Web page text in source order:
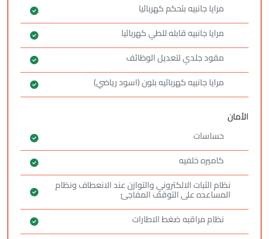
مرايا جانبيه بتحكم كهربائيا
مرايا جانبيه قابله للطي كهربائيا
مقود جلدي لتعديل الوظائف
مرايا جانبيه كهربائيه بلون (اسود رياضي)
الأمان
حساسات
كاميره خلفيه
نظام الثبات الالكتروني والتوازن عند الانعطاف ونظام
المساعده على التوقف المفاجئ
نظام مراقبه ضغط الاطارات